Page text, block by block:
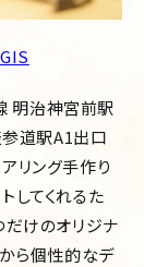
明治神宮前駅
道駅A1出口
リング手作り
してくれるた
だけのオリジナ
ら個性的なデ